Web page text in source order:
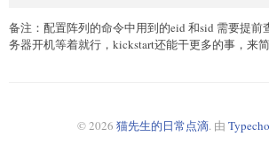
rm -fr /tmp/script.sh
%end
备注：配置阵列的命令中用到的eid 和sid 需要提前
务器开机等着就行，kickstart还能干更多的事，来简
© 2026 猫先生的日常点滴. 由 Typecho